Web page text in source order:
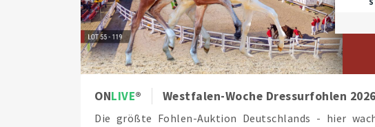
ONLIVE Westfalen-Woche Dressurfohlen
Die größte Fohlen-Auktion Deutschlands - hier